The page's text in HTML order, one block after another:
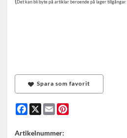
Det kan bli byte på artiklar beroende på lager
Spara som favorit
Facebook
X Email
Artikelnummer: